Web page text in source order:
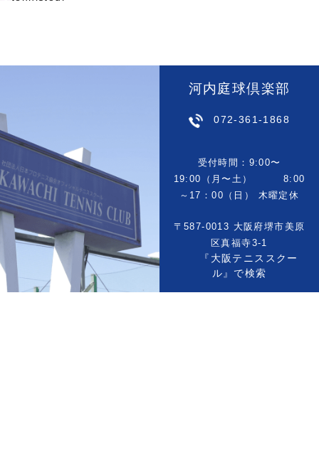
河内庭球倶楽部
072-361-1868
受付時間：9:00〜
19:00（月〜土） 8:00
～17：00（日） 木曜定休
〒587-0013 大阪府堺市美原
区真福寺3-1
『大阪テニススクー
ル』で検索